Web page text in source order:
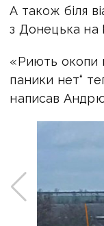
А також біля
з Донецька на
«Риють окопи
паники нет“
написав